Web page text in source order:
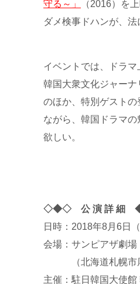
守る～」
（2016）を
ダメ検事ドハンが、法
イベントでは、ドラ
韓国大衆文化ジャー
のほか、特別ゲスト
ながら、韓国ドラマの
欲しい。
◇◆◇ 公 演 詳 細
日時：2018年8月6日（
会場：サンピアザ劇場
（北海道札幌市厚
主催：駐日韓国大使